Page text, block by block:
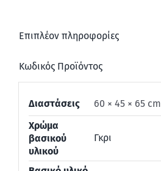
Επιπλέον πληροφορίες
Κωδικός Προϊόντος
Διαστάσεις
60 × 45 × 65 cm
Χρώμα
βασικού
υλικού
Γκρι